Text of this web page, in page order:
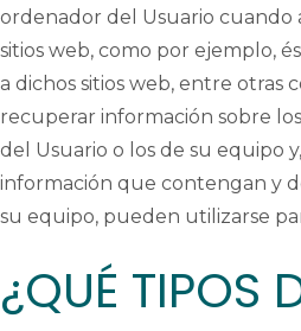
ordenador del Usuario cuando
sitios web, como por ejemplo,
a dichos sitios web, entre otras
recuperar información sobre
del Usuario o los de su equipo
información que contengan y
su equipo, pueden utilizarse
¿QUÉ TIPOS